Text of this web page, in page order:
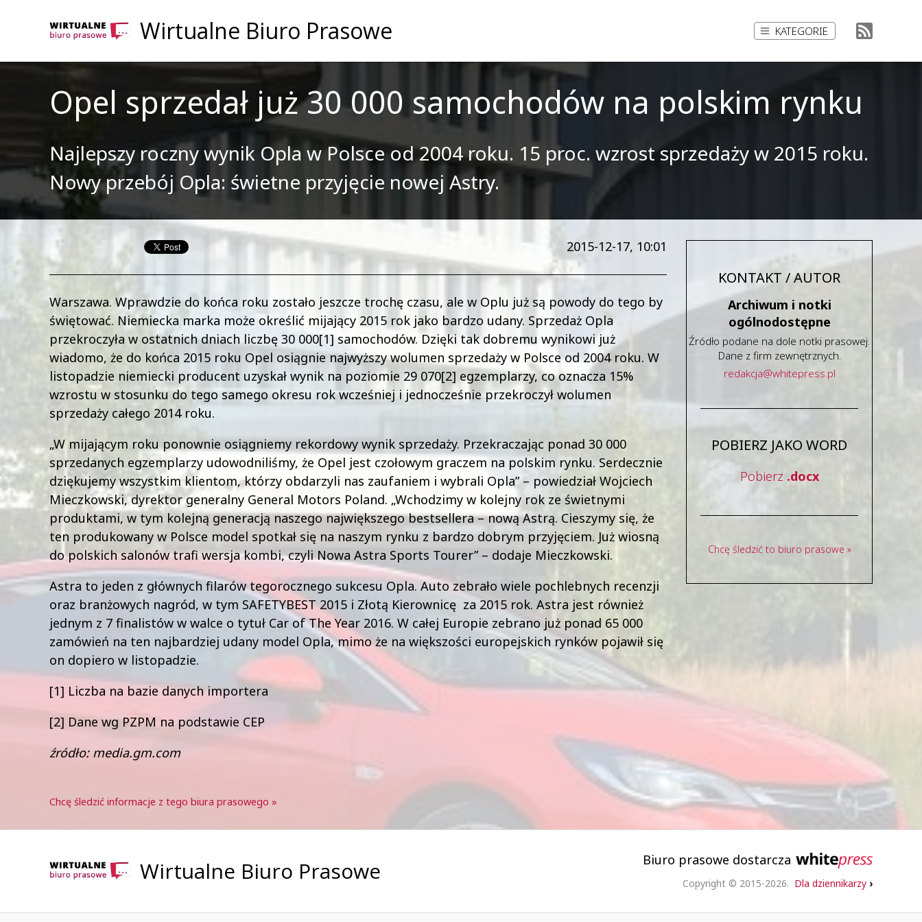
Wirtualne Biuro Prasowe KATEGORIE
Opel sprzedał już 30 000 samochodów na polskim rynku
Najlepszy roczny wynik Opla w Polsce od 2004 roku. 15 proc. wzrost sprzedaży w 2015 roku.
Nowy przebój Opla: świetne przyjęcie nowej Astry.
2015-12-17, 10:01
Warszawa. Wprawdzie do końca roku zostało jeszcze trochę czasu, ale w Oplu już są powody do tego by
świętować. Niemiecka marka może określić mijający 2015 rok jako bardzo udany. Sprzedaż Opla
przekroczyła w ostatnich dniach liczbę 30 000[1] samochodów. Dzięki tak dobremu wynikowi już
wiadomo, że do końca 2015 roku Opel osiągnie najwyższy wolumen sprzedaży w Polsce od 2004 roku. W
listopadzie niemiecki producent uzyskał wynik na poziomie 29 070[2] egzemplarzy, co oznacza 15%
wzrostu w stosunku do tego samego okresu rok wcześniej i jednocześnie przekroczył wolumen
sprzedaży całego 2014 roku.
„W mijającym roku ponownie osiągniemy rekordowy wynik sprzedaży. Przekraczając ponad 30 000
sprzedanych egzemplarzy udowodniliśmy, że Opel jest czołowym graczem na polskim rynku. Serdecznie
dziękujemy wszystkim klientom, którzy obdarzyli nas zaufaniem i wybrali Opla” – powiedział Wojciech
Mieczkowski, dyrektor generalny General Motors Poland. „Wchodzimy w kolejny rok ze świetnymi
produktami, w tym kolejną generacją naszego największego bestsellera – nową Astrą. Cieszymy się, że
ten produkowany w Polsce model spotkał się na naszym rynku z bardzo dobrym przyjęciem. Już wiosną
do polskich salonów trafi wersja kombi, czyli Nowa Astra Sports Tourer” – dodaje Mieczkowski.
Astra to jeden z głównych filarów tegorocznego sukcesu Opla. Auto zebrało wiele pochlebnych recenzji
oraz branżowych nagród, w tym SAFETYBEST 2015 i Złotą Kierownicę za 2015 rok. Astra jest również
jednym z 7 finalistów w walce o tytuł Car of The Year 2016. W całej Europie zebrano już ponad 65 000
zamówień na ten najbardziej udany model Opla, mimo że na większości europejskich rynków pojawił się
on dopiero w listopadzie.
[1] Liczba na bazie danych importera
[2] Dane wg PZPM na podstawie CEP
źródło: media.gm.com
Chcę śledzić informacje z tego biura prasowego »
KONTAKT / AUTOR
Archiwum i notki
ogólnodostępne
Źródło podane na dole notki prasowej.
Dane z firm zewnętrznych.
redakcja@whitepress.pl
POBIERZ JAKO WORD
Pobierz .docx
Chcę śledzić to biuro prasowe »
Wirtualne Biuro Prasowe Biuro prasowe dostarcza
Copyright © 2015-2026. Dla dziennikarzy ›